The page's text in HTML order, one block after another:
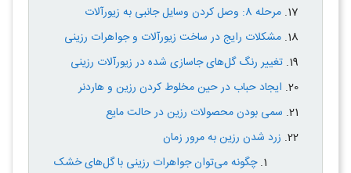
مرحله 8: وصل کردن وسایل جانبی به زیورآلات
مشکلات رایج در ساخت زیورآلات و جواهرات رزینی
تغییر رنگ گل‌های جاسازی شده در زیورآلات رزینی
ایجاد حباب در حین مخلوط کردن رزین و هاردنر
سمی بودن محصولات رزین در حالت مایع
زرد شدن رزین به مرور زمان
چگونه می‌توان جواهرات رزینی با گل‌های خشک